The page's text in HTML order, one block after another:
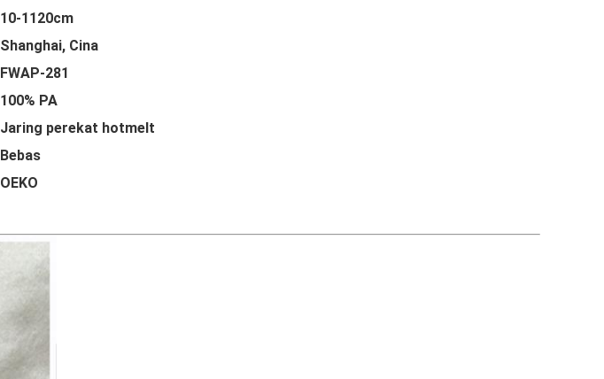
10-1120cm
Shanghai, Cina
FWAP-281
100% PA
Jaring perekat hotmelt
Bebas
OEKO